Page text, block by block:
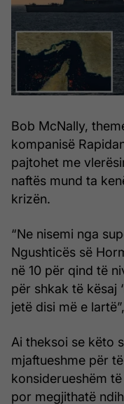
Bob McNally,
kompanisë
pajtohet me
naftës mund ta
krizën.
“Ne nisemi nga
Ngushticës së
në 10 për qind të
për shkak të kësaj
jetë disi më e
Ai theksoi se këto
mjaftueshme për
konsiderueshëm
por megjithatë